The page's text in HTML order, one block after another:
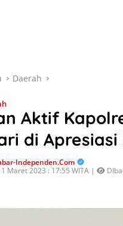
Daerah
Aktif
di Apresiasi
Independen.com
1 Maret 2023 : 17:55 WITA |